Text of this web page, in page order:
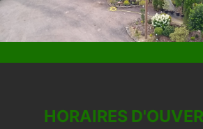
HORAIRES